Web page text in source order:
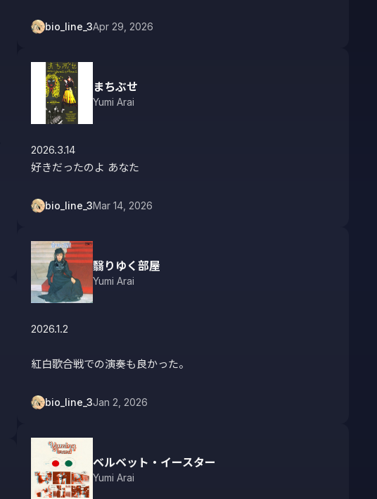
bio_line_3Apr 29, 2026
まちぶせ
Yumi Arai
2026.3.14
好きだったのよ あなた
bio_line_3Mar 14, 2026
翳りゆく部屋
Yumi Arai
2026.1.2
紅白歌合戦での演奏も良かった。
bio_line_3Jan 2, 2026
ベルベット・イースター
Yumi Arai